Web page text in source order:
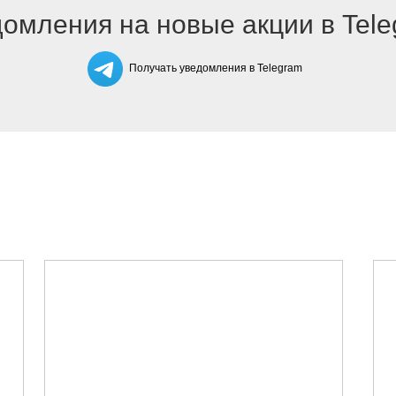
на новые акции в
Получать уведомления в Telegram